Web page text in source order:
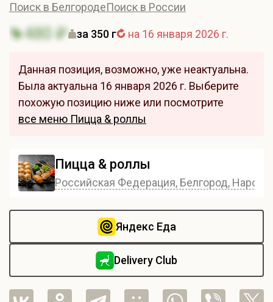
Поиск в БелгородеПоиск в России
480 ₽ за 350 г на 16 января 2026 г.
Данная позиция, возможно, уже неактуальна.
Была актуальна 16 января 2026 г. Выберите
похожую позицию ниже или посмотрите
все меню Пицца & роллы
Пицца & роллы
Российская Федерация, Белгород,
Яндекс Еда
Delivery Club